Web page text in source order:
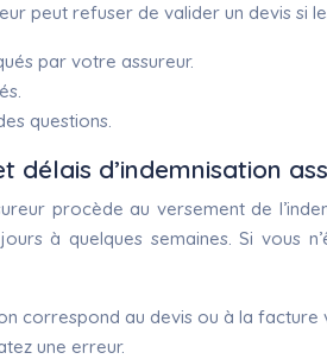
peut refuser de valider un devis
par votre assureur.
questions.
délais d’indemnisation
procède au versement de
à quelques semaines. Si vous
correspond au devis ou à la facture
une erreur.